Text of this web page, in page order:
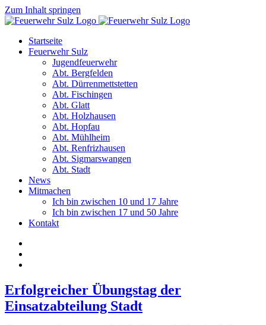
Zum Inhalt springen
Startseite
Feuerwehr Sulz
Jugendfeuerwehr
Abt. Bergfelden
Abt. Dürrenmettstetten
Abt. Fischingen
Abt. Glatt
Abt. Holzhausen
Abt. Hopfau
Abt. Mühlheim
Abt. Renfrizhausen
Abt. Sigmarswangen
Abt. Stadt
News
Mitmachen
Ich bin zwischen 10 und 17 Jahre
Ich bin zwischen 17 und 50 Jahre
Kontakt
Erfolgreicher Übungstag der
Einsatzabteilung Stadt